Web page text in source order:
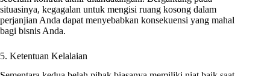
situasinya, kegagalan untuk mengisi ruang kosong dalam
perjanjian Anda dapat menyebabkan konsekuensi yang mahal
bagi bisnis Anda.
5. Ketentuan Kelalaian